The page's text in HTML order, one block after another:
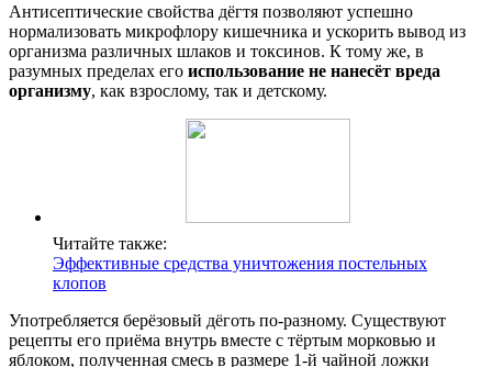
Антисептические свойства дёгтя позволяют успешно
нормализовать микрофлору кишечника и ускорить вывод из
организма различных шлаков и токсинов. К тому же, в
разумных пределах его использование не нанесёт вреда
организму, как взрослому, так и детскому.
Читайте также:
Эффективные средства уничтожения постельных
клопов
Употребляется берёзовый дёготь по-разному. Существуют
рецепты его приёма внутрь вместе с тёртым морковью и
яблоком, полученная смесь в размере 1-й чайной ложки